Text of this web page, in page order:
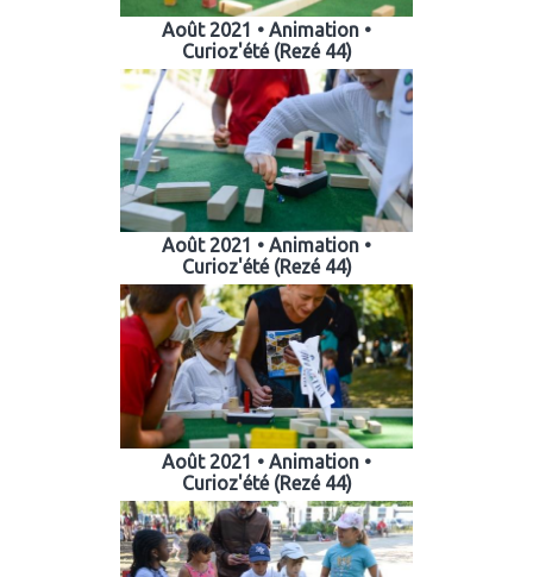
Août 2021 • Animation •
Curioz'été (Rezé 44)
Août 2021 • Animation •
Curioz'été (Rezé 44)
Août 2021 • Animation •
Curioz'été (Rezé 44)